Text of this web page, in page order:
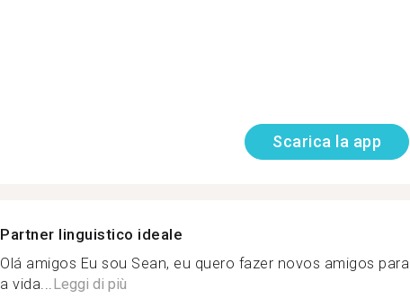
Scarica la app
Partner linguistico ideale
Olá amigos Eu sou Sean, eu quero fazer novos amigos para
a vida...Leggi di più